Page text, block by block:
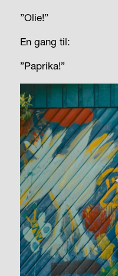
”Olie!”
En gang til:
”Paprika!”